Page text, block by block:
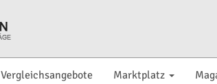
Vergleichsangebote Marktplatz